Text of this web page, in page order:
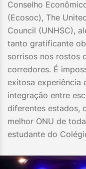
Conselho
(Ecosoc), The
Council (UNHSC),
tanto gratificante
sorrisos nos rostos
corredores. É
exitosa experiência
integração entre
diferentes estados,
melhor ONU de
estudante do